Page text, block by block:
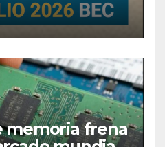
memoria frena